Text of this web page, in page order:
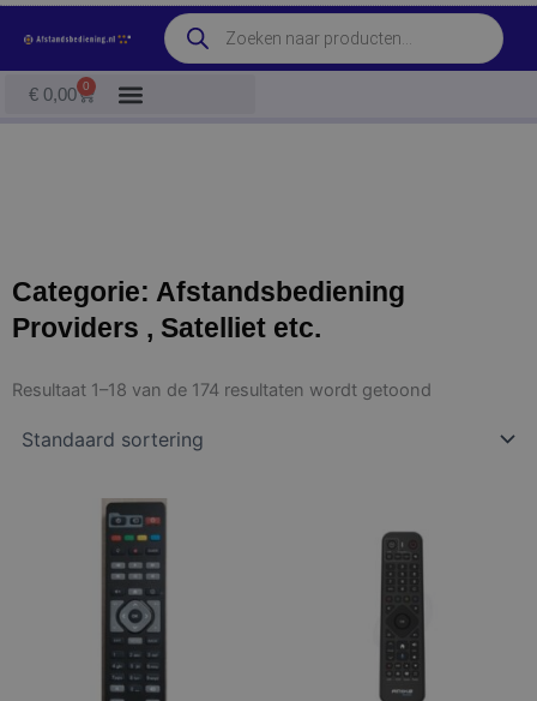
Ga
naar
de
inhoud
Producten
zoeken
€ 0,00 0
Winkelwagen
Categorie: Afstandsbediening
Providers , Satelliet etc.
Resultaat 1–18 van de 174 resultaten wordt getoond
Dit
product
heeft
meerdere
variaties.
Deze
optie
product
heeft
variaties.
Deze
optie